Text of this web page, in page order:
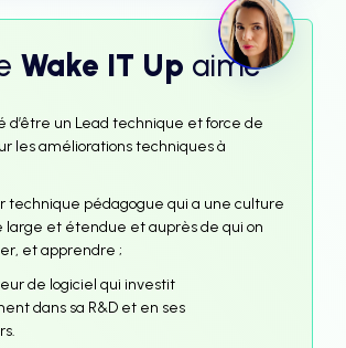
Wake IT Up aime
d’être un Lead technique et force de
les améliorations techniques à
technique pédagogue qui a une culture
large et étendue et auprès de qui on
et apprendre ;
de logiciel qui investit
dans sa R&D et en ses